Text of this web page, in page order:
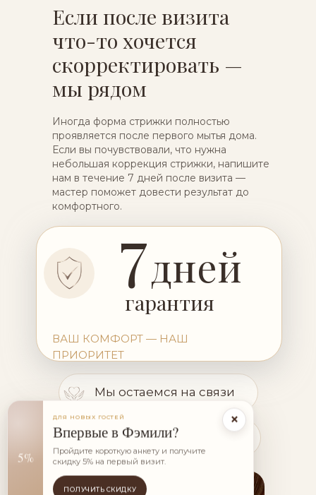
Иногда форма стрижки полностью
проявляется после первого мытья дома.
Если вы почувствовали, что нужна
небольшая коррекция стрижки, напишите
нам в течение 7 дней после визита —
мастер поможет довести результат до
комфортного.
Если после визита
что-то хочется
скорректировать —
мы рядом
Спокойствие после визита
Мы остаемся на связи
гарантия
дней
7
ВАШ КОМФОРТ — НАШ
ПРИОРИТЕТ
×
5%
ДЛЯ НОВЫХ ГОСТЕЙ
Впервые в Фэмили?
Пройдите короткую анкету и получите
скидку 5% на первый визит.
ПОЛУЧИТЬ СКИДКУ